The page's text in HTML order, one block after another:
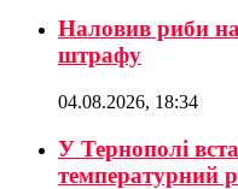
Наловив риби
штрафу
04.08.2026, 18:34
У Тернополі
температурний